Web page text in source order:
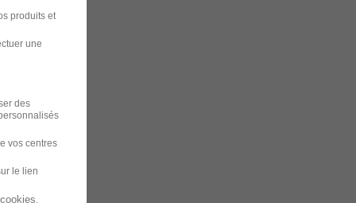
produits et
une
des
vos centres
le lien